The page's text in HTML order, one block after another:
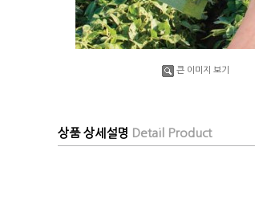
큰 이미지 보기
상품 상세설명 Detail Product